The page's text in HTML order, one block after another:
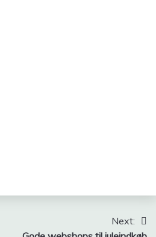
Next: